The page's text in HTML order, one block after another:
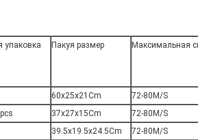
упаковка Пакуя размер Максимальная
60x25x21Cm
72-80M/S
37x27x15Cm
72-80M/S
39.5x19.5x24.5Cm
72-80M/S